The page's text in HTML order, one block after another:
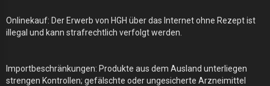
Onlinekauf: Der Erwerb von HGH über das Internet ohne Rezept ist
illegal und kann strafrechtlich verfolgt werden.
Importbeschränkungen: Produkte aus dem Ausland unterliegen
strengen Kontrollen; gefälschte oder ungesicherte Arzneimittel